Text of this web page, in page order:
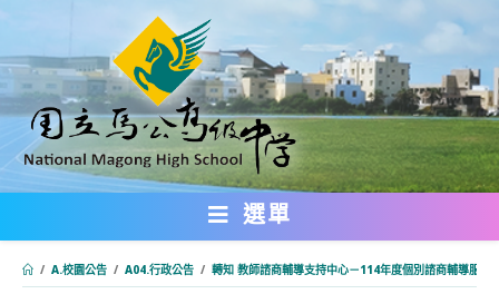
轉
主
要
內
選單
/ A.校園公告 / A04.行政公告 / 轉知 教師諮商輔導支持中心－114年度個別諮商輔導服務